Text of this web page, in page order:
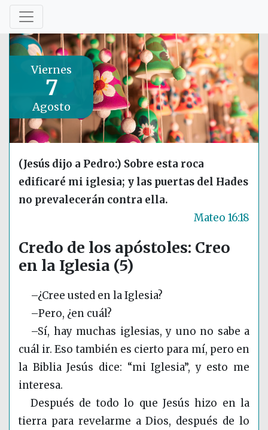
Viernes
7
Agosto
(Jesús dijo a Pedro:) Sobre esta roca
edificaré mi iglesia; y las puertas del Hades
no prevalecerán contra ella.
Mateo 16:18
Credo de los apóstoles: Creo
en la Iglesia (5)
–¿Cree usted en la Iglesia?
–Pero, ¿en cuál?
–Sí, hay muchas iglesias, y uno no sabe a
cuál ir. Eso también es cierto para mí, pero en
la Biblia Jesús dice: “mi Iglesia”, y esto me
interesa.
Después de todo lo que Jesús hizo en la
tierra para revelarme a Dios, después de lo